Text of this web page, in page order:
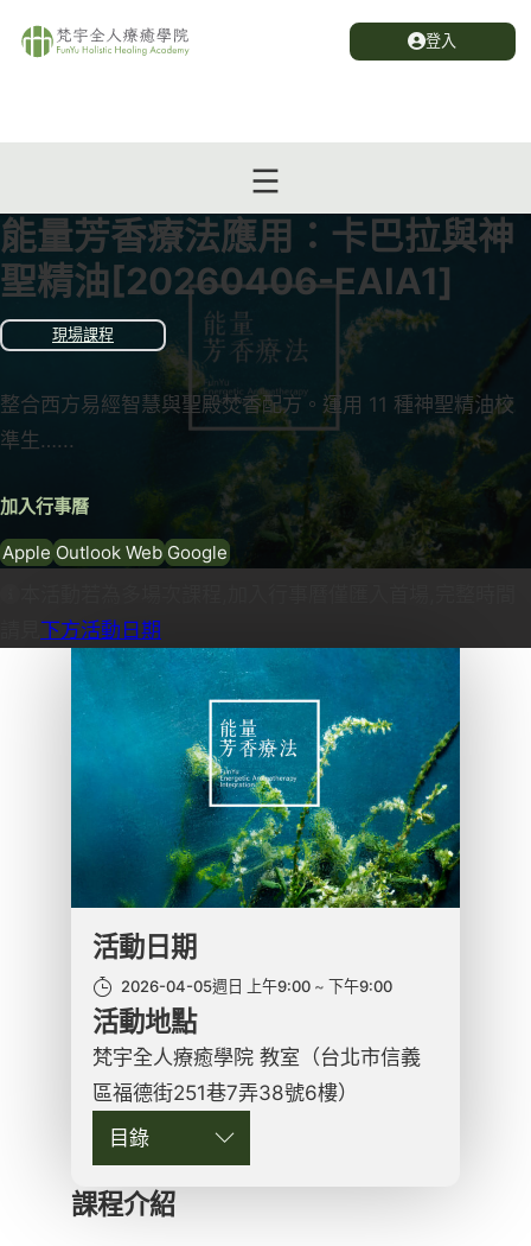
登入
能量芳香療法應用：卡巴拉與神
聖精油[20260406-EAIA1]
現場課程
整合西方易經智慧與聖殿焚香配方。運用 11 種神聖精油校
準生…...
加入行事曆
Apple Outlook Web Google
下方活動日期
課程介紹
活動日期
2026-04-05週日 上午9:00 下午9:00
活動地點
梵宇全人療癒學院 教室（台北市信義
區福德街251巷7弄38號6樓）
目錄